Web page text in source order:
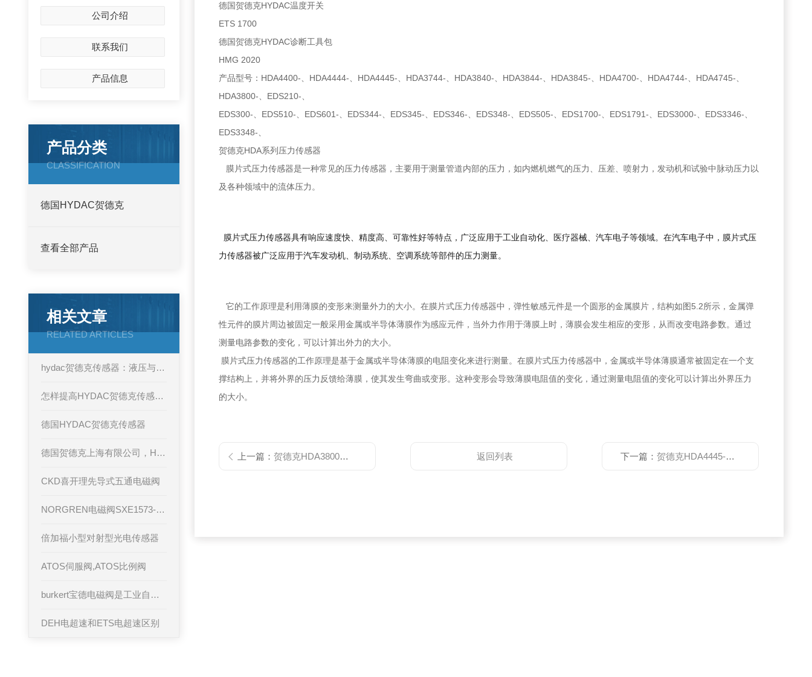
德国贺德克HYDAC温度开关
ETS 1700
德国贺德克HYDAC诊断工具包
HMG 2020
产品型号：HDA4400-、HDA4444-、HDA4445-、HDA3744-、HDA3840-、HDA3844-、HDA3845-、HDA4700-、HDA4744-、HDA4745-、
HDA3800-、EDS210-、
EDS300-、EDS510-、EDS601-、EDS344-、EDS345-、EDS346-、EDS348-、EDS505-、EDS1700-、EDS1791-、EDS3000-、EDS3346-、
EDS3348-、
贺德克HDA系列压力传感器
膜片式压力传感器是一种常见的压力传感器，主要用于测量管道内部的压力，如内燃机燃气的压力、压差、喷射力，发动机和试验中脉动压力以
及各种领域中的流体压力。
膜片式压力传感器具有响应速度快、精度高、可靠性好等特点，广泛应用于工业自动化、医疗器械、汽车电子等领域。在汽车电子中，膜片式压
力传感器被广泛应用于汽车发动机、制动系统、空调系统等部件的压力测量。
它的工作原理是利用薄膜的变形来测量外力的大小。在膜片式压力传感器中，弹性敏感元件是一个圆形的金属膜片，结构如图5.2所示，金属弹
性元件的膜片周边被固定一般采用金属或半导体薄膜作为感应元件，当外力作用于薄膜上时，薄膜会发生相应的变形，从而改变电路参数。通过
测量电路参数的变化，可以计算出外力的大小。
膜片式压力传感器的工作原理是基于金属或半导体薄膜的电阻变化来进行测量。在膜片式压力传感器中，金属或半导体薄膜通常被固定在一个支
撑结构上，并将外界的压力反馈给薄膜，使其发生弯曲或变形。这种变形会导致薄膜电阻值的变化，通过测量电阻值的变化可以计算出外界压力
的大小。
上一篇：贺德克HDA3800系列传感器 返回列表 下一篇：贺德克HDA4445-A-016-000*
公司介绍
联系我们
产品信息
产品分类
CLASSIFICATION
德国HYDAC贺德克
查看全部产品
相关文章
RELATED ARTICLES
hydac贺德克传感器：液压与工业自动化领域的先锋
怎样提高HYDAC贺德克传感器的性能？
德国HYDAC贺德克传感器
德国贺德克上海有限公司，HYDAC贺德克传感器产品分类
CKD喜开理先导式五通电磁阀
NORGREN电磁阀SXE1573-Z50-00K常见故障分析
倍加福小型对射型光电传感器
ATOS伺服阀,ATOS比例阀
burkert宝德电磁阀是工业自动化的核心组件
DEH电超速和ETS电超速区别